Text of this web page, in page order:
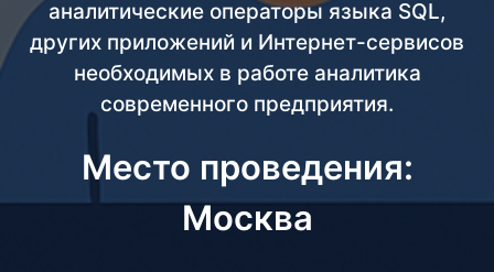
аналитические операторы языка SQL,
других приложений и Интернет-сервисов
необходимых в работе аналитика
современного предприятия.
Место проведения:
Москва